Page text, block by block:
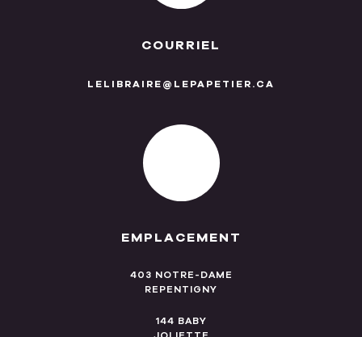
COURRIEL
LELIBRAIRE@LEPAPETIER.CA
EMPLACEMENT
403 NOTRE-DAME
REPENTIGNY
144 BABY